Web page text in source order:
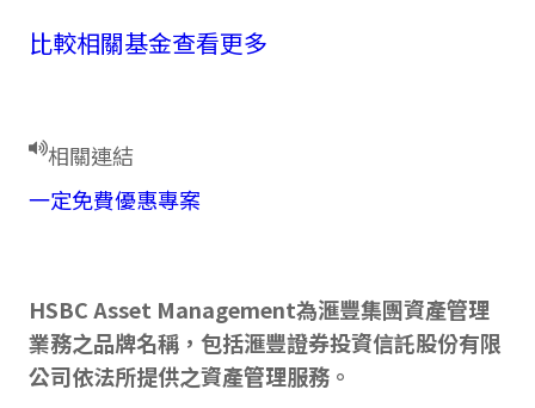
比較相關基金查看更多
相關連結
一定免費優惠專案
HSBC Asset Management為滙豐集團資產管理
業務之品牌名稱，包括滙豐證券投資信託股份有限
公司依法所提供之資產管理服務。